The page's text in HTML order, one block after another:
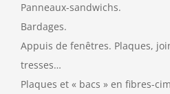
Panneaux-sandwichs.
Bardages.
Appuis de fenêtres. Plaques,
tresses…
Plaques et « bacs » en fibres-